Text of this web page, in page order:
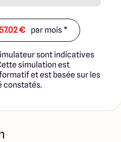
€ par mois *
sont indicatives
simulation est
et est basée sur les
constatés.